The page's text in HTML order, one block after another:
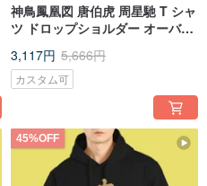
神鳥鳳凰図 唐伯虎 周星馳 T シャ
ツ ドロップショルダー オーバー
ク T シャツ
3,117円 5,666円
カスタム可
45%OFF